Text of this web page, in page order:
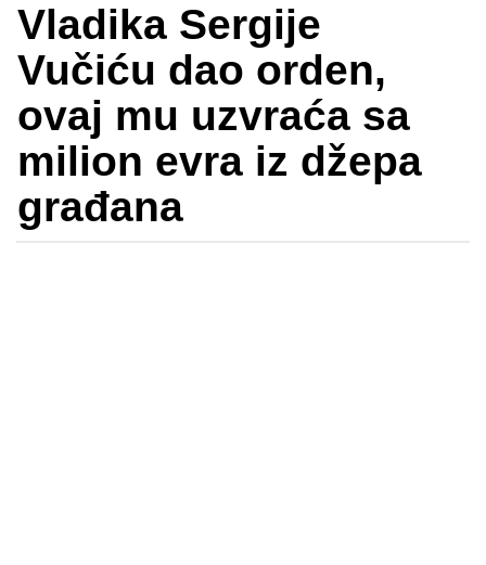
Vladika Sergije
Vučiću dao orden,
ovaj mu uzvraća sa
milion evra iz džepa
građana